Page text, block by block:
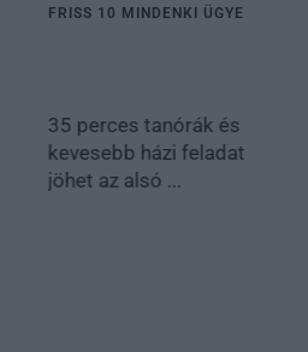
FRISS 10 MINDENKI ÜGYE
35 perces tanórák és
kevesebb házi feladat
jöhet az alsó ...